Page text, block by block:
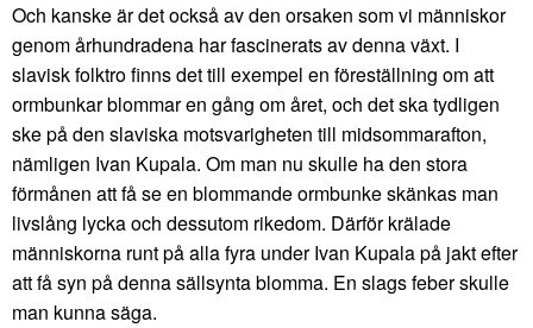
Och kanske är det också av den orsaken som vi människor
genom århundradena har fascinerats av denna växt. I
slavisk folktro finns det till exempel en föreställning om att
ormbunkar blommar en gång om året, och det ska tydligen
ske på den slaviska motsvarigheten till midsommarafton,
nämligen Ivan Kupala. Om man nu skulle ha den stora
förmånen att få se en blommande ormbunke skänkas man
livslång lycka och dessutom rikedom. Därför krälade
människorna runt på alla fyra under Ivan Kupala på jakt efter
att få syn på denna sällsynta blomma. En slags feber skulle
man kunna säga.